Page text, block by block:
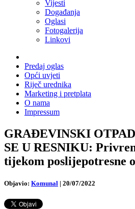
Vijesti
Događanja
Oglasi
Fotogalerija
Linkovi
Predaj oglas
Opći uvjeti
Riječ urednika
Marketing i pretplata
O nama
Impressum
GRAĐEVINSKI
SE U RESNIKU:
tijekom poslijepotresne
Objavio: Komunal | 20/07/2022